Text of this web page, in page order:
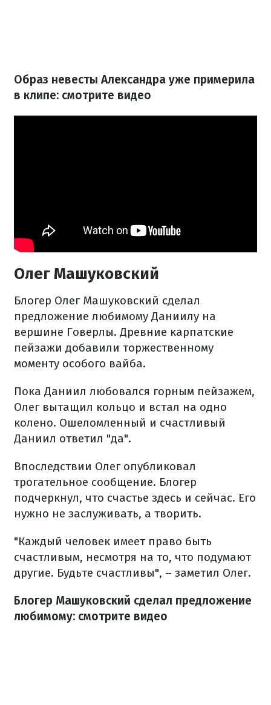
Образ невесты Александра уже примерила
в клипе: смотрите видео
Олег Машуковский
Блогер Олег Машуковский сделал
предложение любимому Даниилу на
вершине Говерлы. Древние карпатские
пейзажи добавили торжественному
моменту особого вайба.
Пока Даниил любовался горным пейзажем,
Олег вытащил кольцо и встал на одно
колено. Ошеломленный и счастливый
Даниил ответил "да".
Впоследствии Олег опубликовал
трогательное сообщение. Блогер
подчеркнул, что счастье здесь и сейчас. Его
нужно не заслуживать, а творить.
"Каждый человек имеет право быть
счастливым, несмотря на то, что подумают
другие. Будьте счастливы", – заметил Олег.
Блогер Машуковский сделал предложение
любимому: смотрите видео